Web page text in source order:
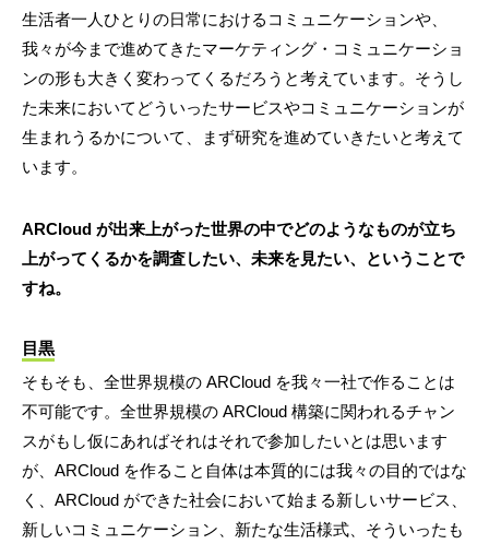
生活者一人ひとりの日常におけるコミュニケーションや、
我々が今まで進めてきたマーケティング・コミュニケーショ
ンの形も大きく変わってくるだろうと考えています。そうし
た未来においてどういったサービスやコミュニケーションが
生まれうるかについて、まず研究を進めていきたいと考えて
います。
ARCloud が出来上がった世界の中でどのようなものが立ち
上がってくるかを調査したい、未来を見たい、ということで
すね。
目黒
そもそも、全世界規模の ARCloud を我々一社で作ることは
不可能です。全世界規模の ARCloud 構築に関われるチャン
スがもし仮にあればそれはそれで参加したいとは思います
が、ARCloud を作ること自体は本質的には我々の目的ではな
く、ARCloud ができた社会において始まる新しいサービス、
新しいコミュニケーション、新たな生活様式、そういったも